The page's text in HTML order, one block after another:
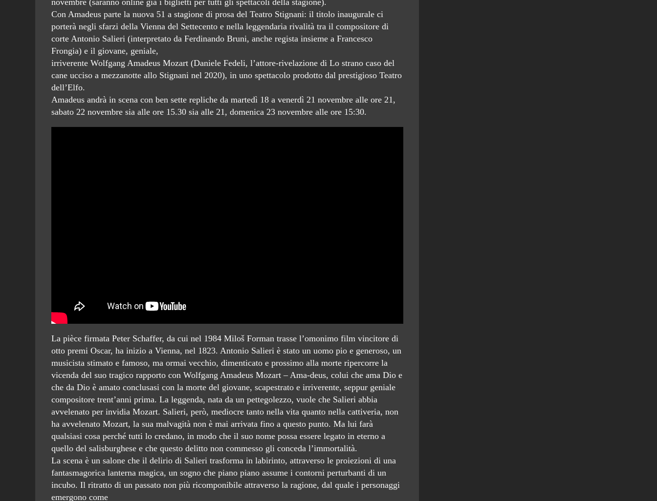
Con Amadeus parte la nuova 51 a stagione di prosa del Teatro Stignani: il titolo inaugurale ci
porterà negli sfarzi della Vienna del Settecento e nella leggendaria rivalità tra il compositore di
corte Antonio Salieri (interpretato da Ferdinando Bruni, anche regista insieme a Francesco
Frongia) e il giovane, geniale,
irriverente Wolfgang Amadeus Mozart (Daniele Fedeli, l’attore-rivelazione di Lo strano caso del
cane ucciso a mezzanotte allo Stignani nel 2020), in uno spettacolo prodotto dal prestigioso Teatro
dell’Elfo.
Amadeus andrà in scena con ben sette repliche da martedì 18 a venerdì 21 novembre alle ore 21,
sabato 22 novembre sia alle ore 15.30 sia alle 21, domenica 23 novembre alle ore 15:30.
La pièce firmata Peter Schaffer, da cui nel 1984 Miloš Forman trasse l’omonimo film vincitore di
otto premi Oscar, ha inizio a Vienna, nel 1823. Antonio Salieri è stato un uomo pio e generoso, un
musicista stimato e famoso, ma ormai vecchio, dimenticato e prossimo alla morte ripercorre la
vicenda del suo tragico rapporto con Wolfgang Amadeus Mozart – Ama-deus, colui che ama Dio e
che da Dio è amato conclusasi con la morte del giovane, scapestrato e irriverente, seppur geniale
compositore trent’anni prima. La leggenda, nata da un pettegolezzo, vuole che Salieri abbia
avvelenato per invidia Mozart. Salieri, però, mediocre tanto nella vita quanto nella cattiveria, non
ha avvelenato Mozart, la sua malvagità non è mai arrivata fino a questo punto. Ma lui farà
qualsiasi cosa perché tutti lo credano, in modo che il suo nome possa essere legato in eterno a
quello del salisburghese e che questo delitto non commesso gli conceda l’immortalità.
La scena è un salone che il delirio di Salieri trasforma in labirinto, attraverso le proiezioni di una
fantasmagorica lanterna magica, un sogno che piano piano assume i contorni perturbanti di un
incubo. Il ritratto di un passato non più ricomponibile attraverso la ragione, dal quale i personaggi
emergono come